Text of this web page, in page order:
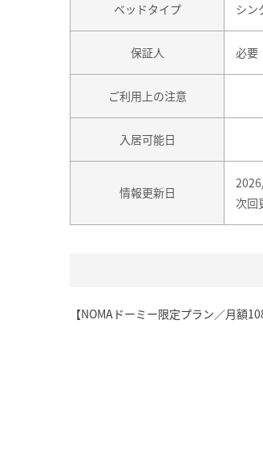
ベッドタイプ シン
保証人 必要
ご利用上の注意
入居可能日
情報更新日
次回
【NOMAドーミー限定プラン／月額